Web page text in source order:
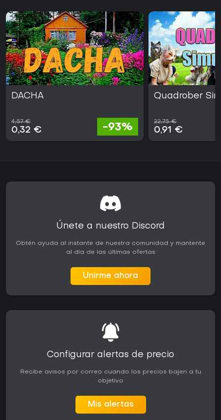
DACHA
4,57 €
0,32 € -93%
Quadrober
22,75 €
0,91 €
Únete a nuestro Discord
Obtén ayuda al instante de nuestra comunidad y mantente
al día de las últimas ofertas
Unirme ahora
Configurar alertas de precio
Recibe avisos por correo cuando los precios bajen a tu
objetivo
Mis alertas